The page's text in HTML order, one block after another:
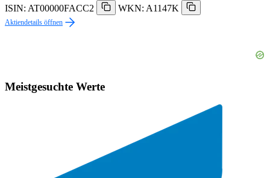
ISIN: AT00000FACC2
WKN: A1147K
Aktiendetails öffnen
Meistgesuchte Werte